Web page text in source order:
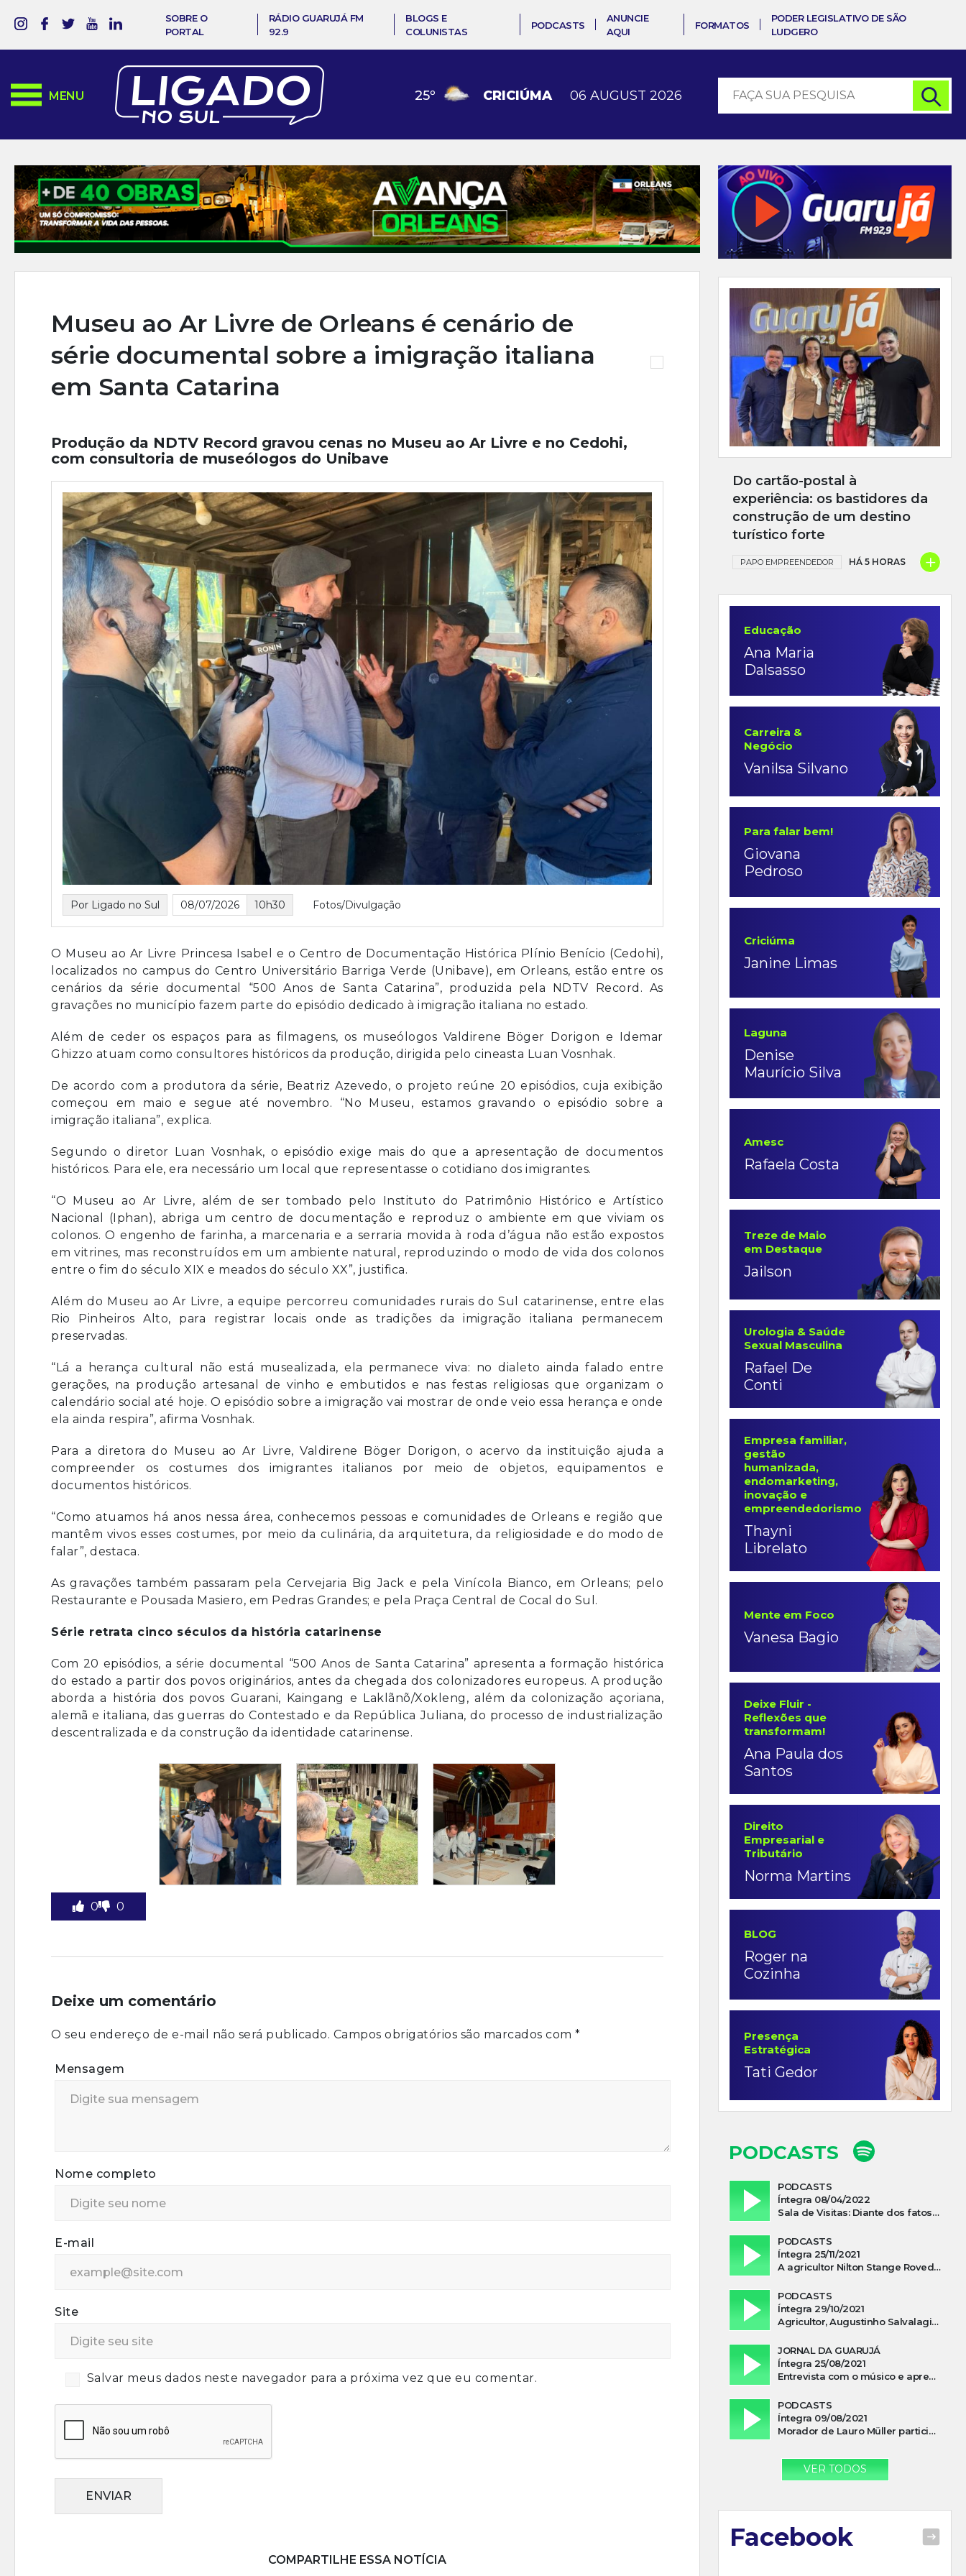
SOBRE O
PORTAL
RÁDIO GUARUJÁ FM
92.9
BLOGS E
COLUNISTAS
PODCASTS
ANUNCIE
AQUI
FORMATOS
PODER LEGISLATIVO DE SÃO
LUDGERO
MENU 25º CRICIÚMA 06 AUGUST 2026
Museu ao Ar Livre de Orleans é cenário de
série documental sobre a imigração italiana
em Santa Catarina
Produção da NDTV Record gravou cenas no Museu ao Ar Livre e no Cedohi,
com consultoria de museólogos do Unibave
Por Ligado no Sul 08/07/2026 10h30 Fotos/Divulgação
O Museu ao Ar Livre Princesa Isabel e o Centro de Documentação Histórica Plínio Benício (Cedohi),
localizados no campus do Centro Universitário Barriga Verde (Unibave), em Orleans, estão entre os
cenários da série documental “500 Anos de Santa Catarina”, produzida pela NDTV Record. As
gravações no município fazem parte do episódio dedicado à imigração italiana no estado.
Além de ceder os espaços para as filmagens, os museólogos Valdirene Böger Dorigon e Idemar
Ghizzo atuam como consultores históricos da produção, dirigida pelo cineasta Luan Vosnhak.
De acordo com a produtora da série, Beatriz Azevedo, o projeto reúne 20 episódios, cuja exibição
começou em maio e segue até novembro. “No Museu, estamos gravando o episódio sobre a
imigração italiana”, explica.
Segundo o diretor Luan Vosnhak, o episódio exige mais do que a apresentação de documentos
históricos. Para ele, era necessário um local que representasse o cotidiano dos imigrantes.
“O Museu ao Ar Livre, além de ser tombado pelo Instituto do Patrimônio Histórico e Artístico
Nacional (Iphan), abriga um centro de documentação e reproduz o ambiente em que viviam os
colonos. O engenho de farinha, a marcenaria e a serraria movida à roda d’água não estão expostos
em vitrines, mas reconstruídos em um ambiente natural, reproduzindo o modo de vida dos colonos
entre o fim do século XIX e meados do século XX”, justifica.
Além do Museu ao Ar Livre, a equipe percorreu comunidades rurais do Sul catarinense, entre elas
Rio Pinheiros Alto, para registrar locais onde as tradições da imigração italiana permanecem
preservadas.
“Lá a herança cultural não está musealizada, ela permanece viva: no dialeto ainda falado entre
gerações, na produção artesanal de vinho e embutidos e nas festas religiosas que organizam o
calendário social até hoje. O episódio sobre a imigração vai mostrar de onde veio essa herança e onde
ela ainda respira”, afirma Vosnhak.
Para a diretora do Museu ao Ar Livre, Valdirene Böger Dorigon, o acervo da instituição ajuda a
compreender os costumes dos imigrantes italianos por meio de objetos, equipamentos e
documentos históricos.
“Como atuamos há anos nessa área, conhecemos pessoas e comunidades de Orleans e região que
mantêm vivos esses costumes, por meio da culinária, da arquitetura, da religiosidade e do modo de
falar”, destaca.
As gravações também passaram pela Cervejaria Big Jack e pela Vinícola Bianco, em Orleans; pelo
Restaurante e Pousada Masiero, em Pedras Grandes; e pela Praça Central de Cocal do Sul.
Série retrata cinco séculos da história catarinense
Com 20 episódios, a série documental “500 Anos de Santa Catarina” apresenta a formação histórica
do estado a partir dos povos originários, antes da chegada dos colonizadores europeus. A produção
aborda a história dos povos Guarani, Kaingang e Laklãnõ/Xokleng, além da colonização açoriana,
alemã e italiana, das guerras do Contestado e da República Juliana, do processo de industrialização
descentralizada e da construção da identidade catarinense.
0 0
Deixe um comentário
O seu endereço de e-mail não será publicado. Campos obrigatórios são marcados com *
Mensagem
Nome completo
E-mail
Site
Salvar meus dados neste navegador para a próxima vez que eu comentar.
ENVIAR
COMPARTILHE ESSA NOTÍCIA
Do cartão-postal à
experiência: os bastidores da
construção de um destino
turístico forte
PAPO EMPREENDEDOR HÁ 5 HORAS +
Educação
Ana Maria
Dalsasso
Carreira &
Negócio
Vanilsa Silvano
Para falar bem!
Giovana
Pedroso
Criciúma
Janine Limas
Laguna
Denise
Maurício Silva
Amesc
Rafaela Costa
Treze de Maio
em Destaque
Jailson
Urologia & Saúde
Sexual Masculina
Rafael De
Conti
Empresa familiar,
gestão
humanizada,
endomarketing,
inovação e
empreendedorismo
Thayni
Librelato
Mente em Foco
Vanesa Bagio
Deixe Fluir -
Reflexões que
transformam!
Ana Paula dos
Santos
Direito
Empresarial e
Tributário
Norma Martins
BLOG
Roger na
Cozinha
Presença
Estratégica
Tati Gedor
PODCASTS
PODCASTS
Íntegra 08/04/2022
Sala de Visitas: Diante dos fatos que influenciam a economia o que podemos esperar de 2022
PODCASTS
Íntegra 25/11/2021
A agricultor Nilton Stange Roveda, afirma ter recebido ajuda espiritual durante acidente
PODCASTS
Íntegra 29/10/2021
Agricultor, Augustinho Salvalagio, relata sobre aparição do Cavaleiro Negro no Rio das Furnas
JORNAL DA GUARUJÁ
Íntegra 25/08/2021
Entrevista com o músico e apresentador, Lismael Ferrareis, no Cidade e Campo
PODCASTS
Íntegra 09/08/2021
Morador de Lauro Müller participa de motociata em apoio a Bolsonaro
VER TODOS
Facebook